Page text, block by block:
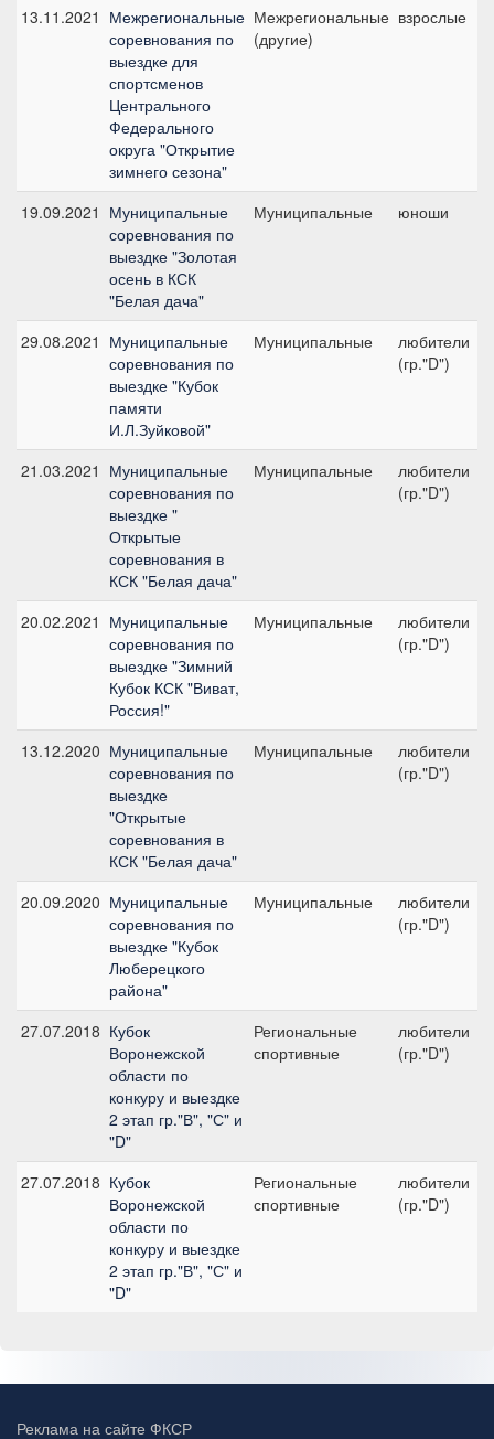
13.11.2021 Межрегиональные
соревнования по
выездке для
спортсменов
Центрального
Федерального
округа "Открытие
зимнего сезона"
Межрегиональные
(другие)
взрослые
19.09.2021 Муниципальные
соревнования по
выездке "Золотая
осень в КСК
"Белая дача"
Муниципальные юноши
29.08.2021 Муниципальные
соревнования по
выездке "Кубок
памяти
И.Л.Зуйковой"
Муниципальные
любители
(гр."D")
21.03.2021 Муниципальные
соревнования по
выездке "
Открытые
соревнования в
КСК "Белая дача"
Муниципальные
любители
(гр."D")
20.02.2021 Муниципальные
соревнования по
выездке "Зимний
Кубок КСК "Виват,
Россия!"
Муниципальные
любители
(гр."D")
13.12.2020 Муниципальные
соревнования по
выездке
"Открытые
соревнования в
КСК "Белая дача"
Муниципальные
любители
(гр."D")
20.09.2020 Муниципальные
соревнования по
выездке "Кубок
Люберецкого
района"
Муниципальные
любители
(гр."D")
27.07.2018 Кубок
Воронежской
области по
конкуру и выездке
2 этап гр."В", "С" и
"D"
Региональные
спортивные
любители
(гр."D")
27.07.2018 Кубок
Воронежской
области по
конкуру и выездке
2 этап гр."В", "С" и
"D"
Региональные
спортивные
любители
(гр."D")
Реклама на сайте ФКСР